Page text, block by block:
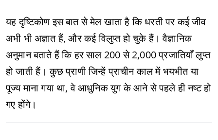
यह दृष्टिकोण इस बात से मेल खाता है कि धरती पर कई जीव
अभी भी अज्ञात हैं, और कई विलुप्त हो चुके हैं। वैज्ञानिक
अनुमान बताते हैं कि हर साल 200 से 2,000 प्रजातियाँ लुप्त
हो जाती हैं। कुछ प्राणी जिन्हें प्राचीन काल में भयभीत या
पूज्य माना गया था, वे आधुनिक युग के आने से पहले ही नष्ट हो
गए होंगे।